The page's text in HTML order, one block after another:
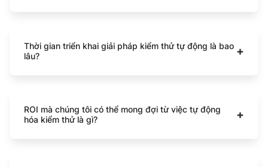
Thời gian triển khai giải pháp kiểm thử tự động là bao
lâu?
+
ROI mà chúng tôi có thể mong đợi từ việc tự động
hóa kiểm thử là gì?
+